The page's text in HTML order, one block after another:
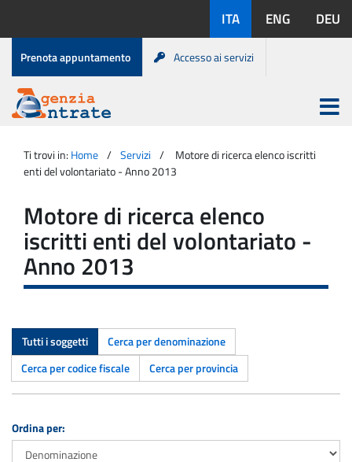
contenuto
disponibili:
ITA ENG DEU
Menu
di
servizio
Prenota appuntamento Accesso ai servizi
Agenzia
Entrate
Apri
menu
principale
Ti trovi in: Home Servizi
Motore di ricerca elenco iscritti
enti del volontariato - Anno 2013
Motore di ricerca elenco
iscritti enti del volontariato -
Anno 2013
Tutti i soggetti
Cerca per denominazione
Cerca per codice fiscale
Cerca per provincia
Ordina per: